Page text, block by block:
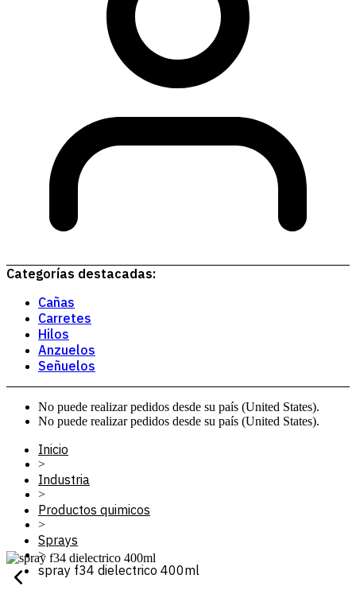
Categorías destacadas:
Cañas
Carretes
Hilos
Anzuelos
Señuelos
No puede realizar pedidos desde su país (United States).
No puede realizar pedidos desde su país (United States).
Inicio
>
Industria
>
Productos quimicos
>
Sprays
>
spray f34 dielectrico 400ml